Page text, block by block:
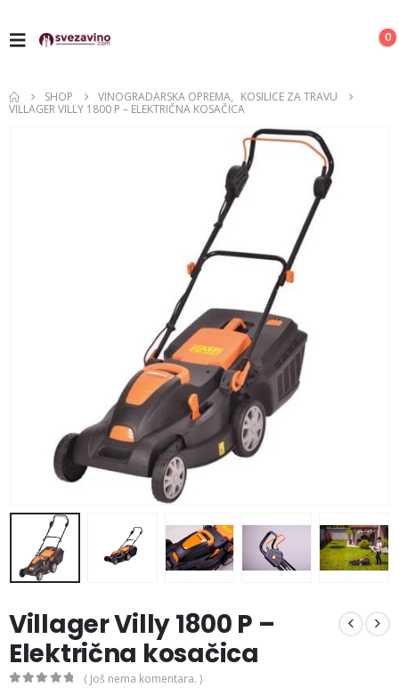
0
SHOP VINOGRADARSKA OPREMA, KOSILICE ZA TRAVU
VILLAGER VILLY 1800 P – ELEKTRIČNA KOSAČICA
Villager Villy 1800 P –
Električna kosačica
( Još nema komentara. )